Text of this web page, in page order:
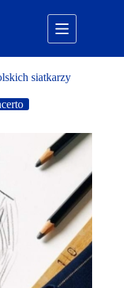
siatkarzy